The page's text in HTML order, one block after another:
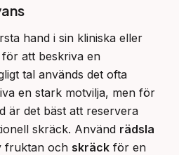
hand i sin kliniska eller
att beskriva en
tal används det ofta
en stark motvilja, men för
är det bäst att reservera
skräck. Använd rädsla
fruktan och skräck för en